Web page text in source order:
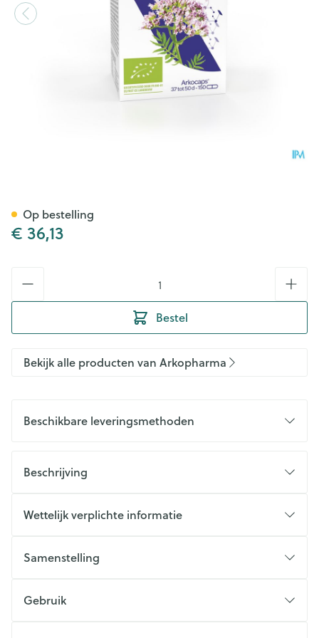
€ 36,13
Bestel
Op bestelling
Bekijk alle producten van Arkopharma
Beschikbare leveringsmethoden
Beschrijving
Wettelijk verplichte informatie
Samenstelling
Gebruik